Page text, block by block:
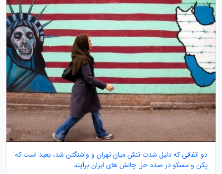
دو اتفاقی که دلیل شدت تنش میان تهران و واشنگتن شد، بعید است که
پکن و مسکو در صدد حل چالش های ایران برآیند